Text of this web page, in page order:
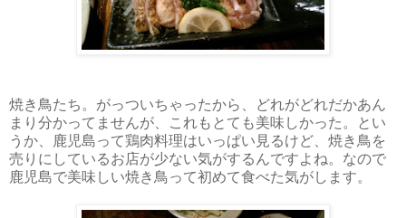
焼き鳥たち。がっついちゃったから、どれがどれだかあん
まり分かってませんが、これもとても美味しかった。とい
うか、鹿児島って鶏肉料理はいっぱい見るけど、焼き鳥を
売りにしているお店が少ない気がするんですよね。なので
鹿児島で美味しい焼き鳥って初めて食べた気がします。